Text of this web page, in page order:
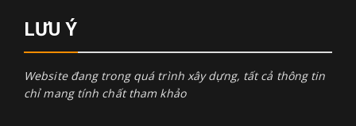
LƯU Ý
Website đang trong quá trình xây dựng, tất cả thông tin
chỉ mang tính chất tham khảo